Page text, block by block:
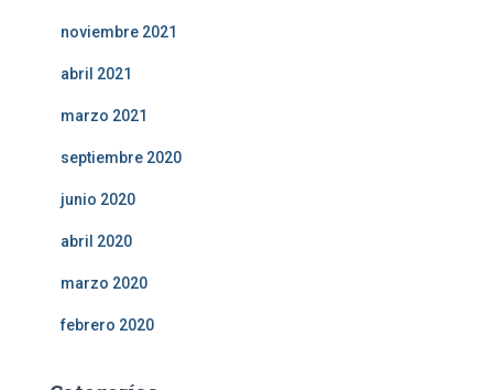
noviembre 2021
abril 2021
marzo 2021
septiembre 2020
junio 2020
abril 2020
marzo 2020
febrero 2020